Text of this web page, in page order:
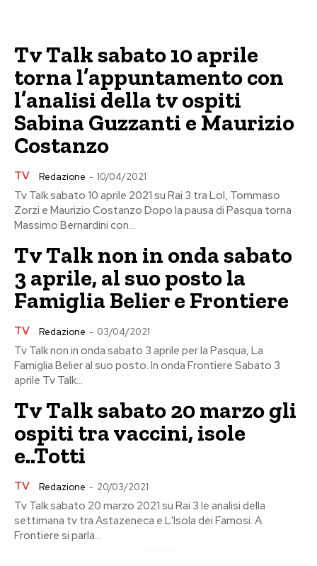
Tv Talk sabato 10 aprile
torna l’appuntamento con
l’analisi della tv ospiti
Sabina Guzzanti e Maurizio
Costanzo
TV Redazione - 10/04/2021
Tv Talk sabato 10 aprile 2021 su Rai 3 tra Lol, Tommaso
Zorzi e Maurizio Costanzo Dopo la pausa di Pasqua torna
Massimo Bernardini con...
Tv Talk non in onda sabato
3 aprile, al suo posto la
Famiglia Belier e Frontiere
TV Redazione - 03/04/2021
Tv Talk non in onda sabato 3 aprile per la Pasqua, La
Famiglia Belier al suo posto. In onda Frontiere Sabato 3
aprile Tv Talk...
Tv Talk sabato 20 marzo gli
ospiti tra vaccini, isole
e..Totti
TV Redazione - 20/03/2021
Tv Talk sabato 20 marzo 2021 su Rai 3 le analisi della
settimana tv tra Astazeneca e L'Isola dei Famosi. A
Frontiere si parla...